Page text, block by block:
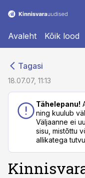
Avaleht Kõik lood
Tagasi
18.07.07, 11:13
Tähelepanu!
ning kuulub
Väljaanne ei
sisu, mistõttu
allikatega